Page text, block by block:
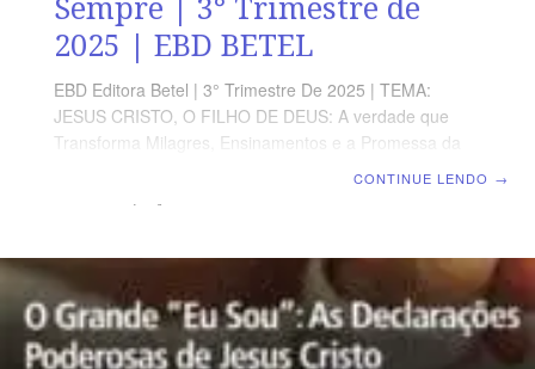
2025 | EBD BETEL
EBD Editora Betel | 3° Trimestre De 2025 | TEMA:
JESUS CRISTO, O FILHO DE DEUS: A verdade que
Transforma Milagres, Ensinamentos e a Promessa da
dessa água, para que não mais tenha sede e não
venha aqui tirá-la” João 4.15. VERDADE APLICADA O
encontro de Jesus com a mulher samaritana expressa
que o surpreendente Amor de Deus
CONTINUE LENDO →